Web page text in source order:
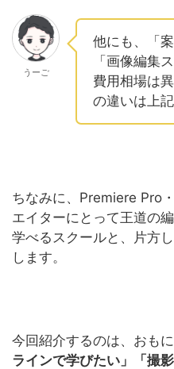
うーご
他にも、「
「画像編集
費用相場は
の違いは上
ちなみに、Premiere Pro
エイターにとって王道の
学べるスクールと、片方
します。
今回紹介するのは、おも
ラインで学びたい」「撮